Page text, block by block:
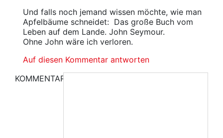
Und falls noch jemand wissen möchte, wie man
Apfelbäume schneidet: Das große Buch vom
Leben auf dem Lande. John Seymour.
Ohne John wäre ich verloren.
Auf diesen Kommentar antworten
KOMMENTAR